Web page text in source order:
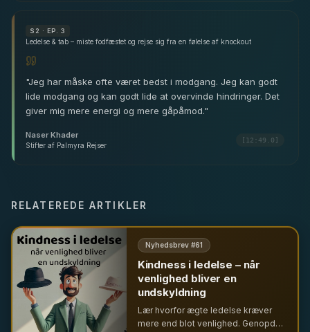
S 2 · EP. 3
Ledelse & tab – miste fodfæstet og rejse sig fra en følelse af knockout
"Jeg har måske ofte været bedst i modgang. Jeg kan godt
lide modgang og kan godt lide at overvinde hindringer. Det
giver mig mere energi og mere gåpåmod."
Naser Khader
Stifter af Palmyra Rejser
[12:49.0]
RELATEREDE ARTIKLER
Nyhedsbrev #61
Kindness i ledelse – når
venlighed bliver en
undskyldning
Lær hvorfor ægte ledelse kræver
mere end blot venlighed. Genopdag